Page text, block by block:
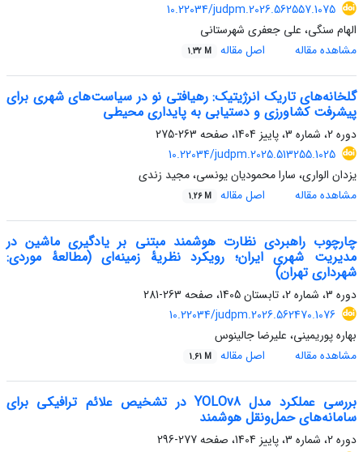
10.22034/judpm.2026.562557.1075
الهام سنگی، علی جعفری شهرستانی
مشاهده مقاله
اصل مقاله 1.32 M
گلخانه‌های تاریک انرژیتیک: رهیافتی نو در سیاست‌های شهری برای
پیشرفت کشاورزی و دستیابی به پایداری محیطی
دوره 2، شماره 3، پاییز 1404، صفحه
263-275
10.22034/judpm.2025.513255.1025
یزدان الواری، سارا محمودیان یونسی، مجید زندی
مشاهده مقاله
اصل مقاله 1.26 M
چارچوب راهبردی نظارت هوشمند مبتنی بر یادگیری ماشین در
مدیریت شهری ایران؛ رویکرد نظریۀ زمینه‌ای (مطالعۀ موردی:
شهرداری تهران)
دوره 3، شماره 2، تابستان 1405، صفحه
263-281
10.22034/judpm.2026.562470.1076
بهاره پوریمینی، علیرضا جالینوس
مشاهده مقاله
اصل مقاله 1.61 M
بررسی عملکرد مدل YOLOv8 در تشخیص علائم ترافیکی برای
سامانه‌های حمل‌ونقل هوشمند
دوره 2، شماره 3، پاییز 1404، صفحه
277-296